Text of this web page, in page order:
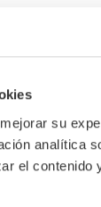
su
analítica
el contenido
tu
de
Documente
pagos de
políticas